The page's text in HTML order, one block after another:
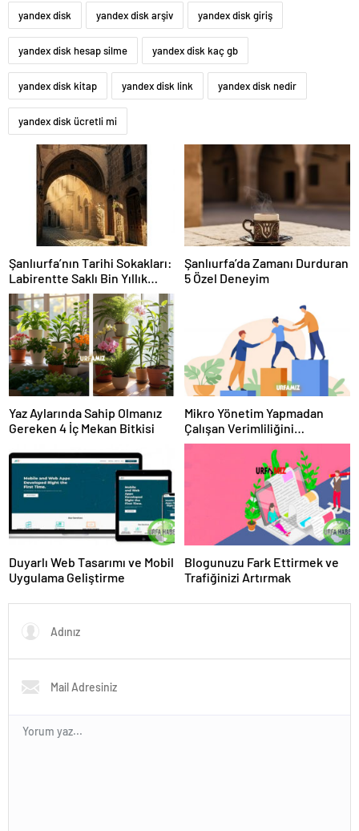
yandex disk yandex disk arşiv yandex disk giriş
yandex disk hesap silme yandex disk kaç gb
yandex disk kitap yandex disk link yandex disk nedir
yandex disk ücretli mi
Şanlıurfa’nın Tarihi Sokakları:
Labirentte Saklı Bin Yıllık
Hikayeler
Şanlıurfa’da Zamanı Durduran
5 Özel Deneyim
Yaz Aylarında Sahip Olmanız
Gereken 4 İç Mekan Bitkisi
Mikro Yönetim Yapmadan
Çalışan Verimliliğini
Artırmanın 4 Yolu
Duyarlı Web Tasarımı ve Mobil
Uygulama Geliştirme
Blogunuzu Fark Ettirmek ve
Trafiğinizi Artırmak